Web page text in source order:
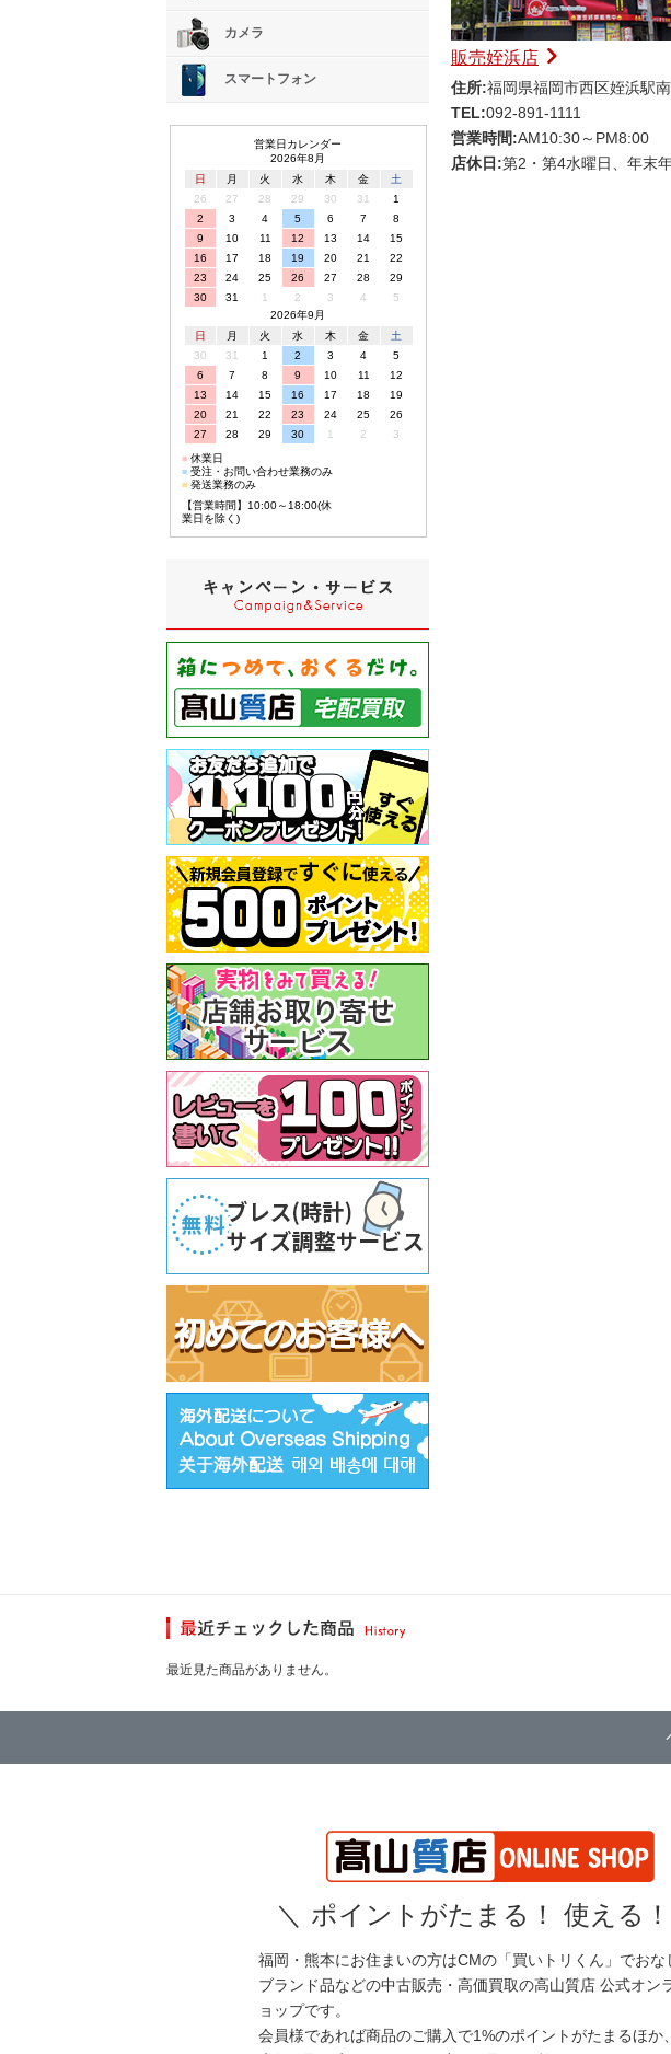
販売姪浜店
住所:福岡県福岡市西区姪浜駅
TEL:092-891-1111
営業時間:AM10:30～PM8:00
店休日:第2・第4水曜日、年末
カメラ
スマートフォン
営業日カレンダー
2026年8月
日
月 火 水 木 金
土
26
27 28 29 30 31
1
2
3 4 5 6 7
8
9
10 11 12 13 14
15
16
17 18 19 20 21
22
23
24 25 26 27 28
29
30
31 1 2 3 4
5
2026年9月
日
月 火 水 木 金
土
30
31 1 2 3 4
5
6
7 8 9 10 11
12
13
14 15 16 17 18
19
20
21 22 23 24 25
26
27
28 29 30 1 2
3
■休業日
■受注・お問い合わせ業務のみ
■発送業務のみ
【営業時間】10:00～18:00(休
業日を除く)
最近見た商品がありません。
＼ ポイントがたまる！ 使える！
福岡・熊本にお住まいの方はCMの「買いトリくん」でおな
ブランド品などの中古販売・高価買取の高山質店 公式オン
ョップです。
会員様であれば商品のご購入で1%のポイントがたまるほか、